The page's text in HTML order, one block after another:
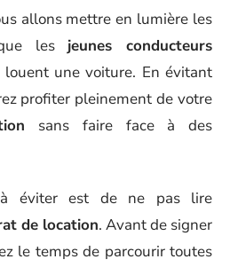
allons mettre en lumière les
les jeunes conducteurs
louent une voiture. En évitant
profiter pleinement de votre
sans faire face à des
à éviter est de ne pas lire
de location. Avant de signer
le temps de parcourir toutes